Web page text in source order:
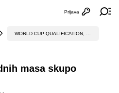
Otvori
Prijava
masa skupo